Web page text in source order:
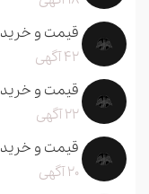
قیمت و خرید
42 آگهی
قیمت و خرید
22 آگهی
قیمت و خرید
20 آگهی